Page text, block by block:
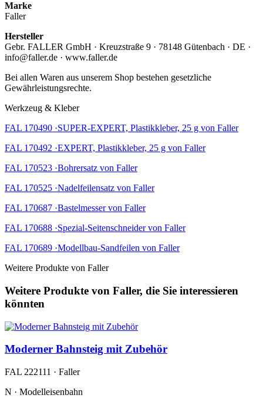
Marke
Faller
Hersteller
Gebr. FALLER GmbH · Kreuzstraße 9 · 78148 Gütenbach · DE ·
info@faller.de · www.faller.de
Bei allen Waren aus unserem Shop bestehen gesetzliche
Gewährleistungsrechte.
Werkzeug & Kleber
FAL 170490 ·SUPER-EXPERT, Plastikkleber, 25 g von Faller
FAL 170492 ·EXPERT, Plastikkleber, 25 g von Faller
FAL 170523 ·Bohrersatz von Faller
FAL 170525 ·Nadelfeilensatz von Faller
FAL 170687 ·Bastelmesser von Faller
FAL 170688 ·Spezial-Seitenschneider von Faller
FAL 170689 ·Modellbau-Sandfeilen von Faller
Weitere Produkte von Faller
Weitere Produkte von Faller, die Sie interessieren
könnten
Moderner Bahnsteig mit Zubehör
FAL 222111 · Faller
N · Modelleisenbahn